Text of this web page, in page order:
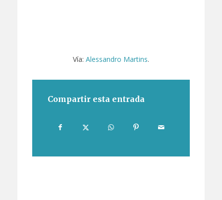
Vía: Alessandro Martins.
Compartir esta entrada